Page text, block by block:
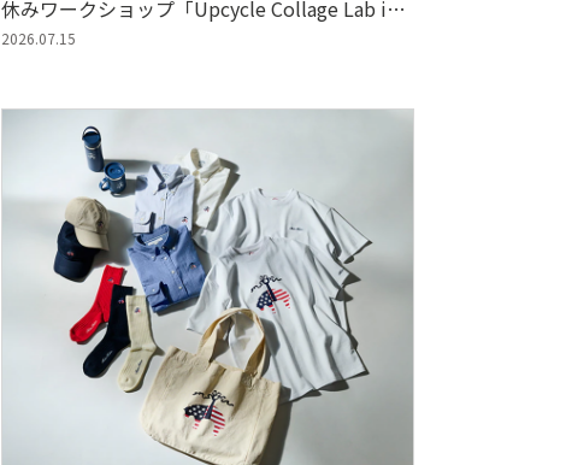
休みワークショップ「Upcycle Collage Lab in
Brooks Brothers Marunouchi」
2026.07.15